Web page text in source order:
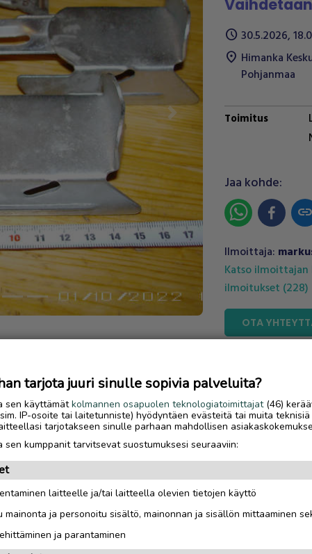
Next
luistimet, pikkulasten. Laitetaan
(ei remmejä mukana, osta kaupasta
ja koon #38 tyttöjen kaunoluistimet.
paperittomat kiinalaiset mopot jne
saa tarjota vaihdossa. esim MTB
Vaihdetaan
schedule 30.5.2026,
location_on Himanka
Pohjanmaa
Toimitus
Jaa kohde:
link
Ilmoittaja:
Katso ilmoittajan
ilmoitukset (228)
OTA
tarjota juuri sinulle sopivia palveluita?
sen käyttämätkolmannen osapuolen teknologiatoimittajat(46)
IP-osoite tai laitetunniste) hyödyntäen evästeitä tai muita
tarjotakseen sinulle parhaan mahdollisen
sen kumppanit tarvitsevat suostumuksesi seuraaviin:
laitteelle ja/tai laitteella olevien tietojen käyttö
mainonta ja personoitu sisältö, mainonnan ja sisällön mittaaminen
ja parantaminen